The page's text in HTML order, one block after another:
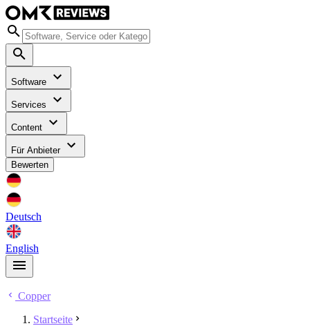
Software
Services
Content
Für Anbieter
Bewerten
Deutsch
English
Copper
Startseite